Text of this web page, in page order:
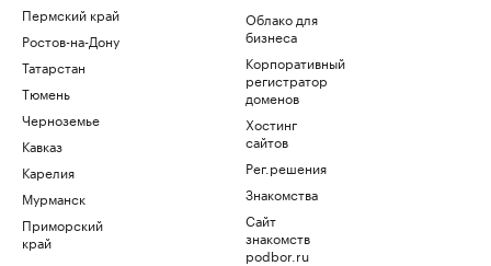
Пермский край
Ростов-на-Дону
Татарстан
Тюмень
Черноземье
Кавказ
Карелия
Мурманск
Приморский
край
Облако для
бизнеса
Корпоративный
регистратор
доменов
Хостинг
сайтов
Рег.решения
Знакомства
Сайт
знакомств
podbor.ru